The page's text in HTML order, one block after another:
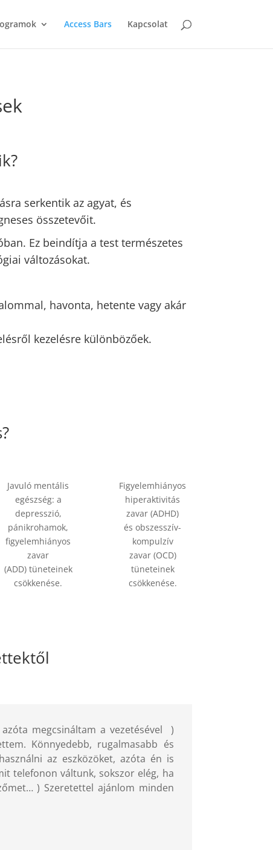
Access Bars Kapcsolat
serkentik az agyat, és
összetevőit.
Ez beindítja a test természetes
változásokat.
havonta, hetente vagy akár
kezelésre különbözőek.
Javuló mentális
egészség: a
depresszió,
pánikrohamok,
figyelemhiányos
zavar
(ADD) tüneteinek
csökkenése.
Figyelemhiányos
hiperaktivitás
zavar (ADHD)
és obszesszív-
kompulzív
zavar (OCD)
tüneteinek
csökkenése.
megcsináltam a vezetésével
)
Könnyedebb, rugalmasabb és
az eszközöket, azóta én is
telefonon váltunk, sokszor elég, ha
) Szeretettel ajánlom minden